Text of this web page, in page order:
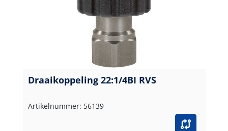
Draaikoppeling 22:1/4BI RVS
Artikelnummer: 56139